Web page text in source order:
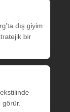
dış giyim
bir